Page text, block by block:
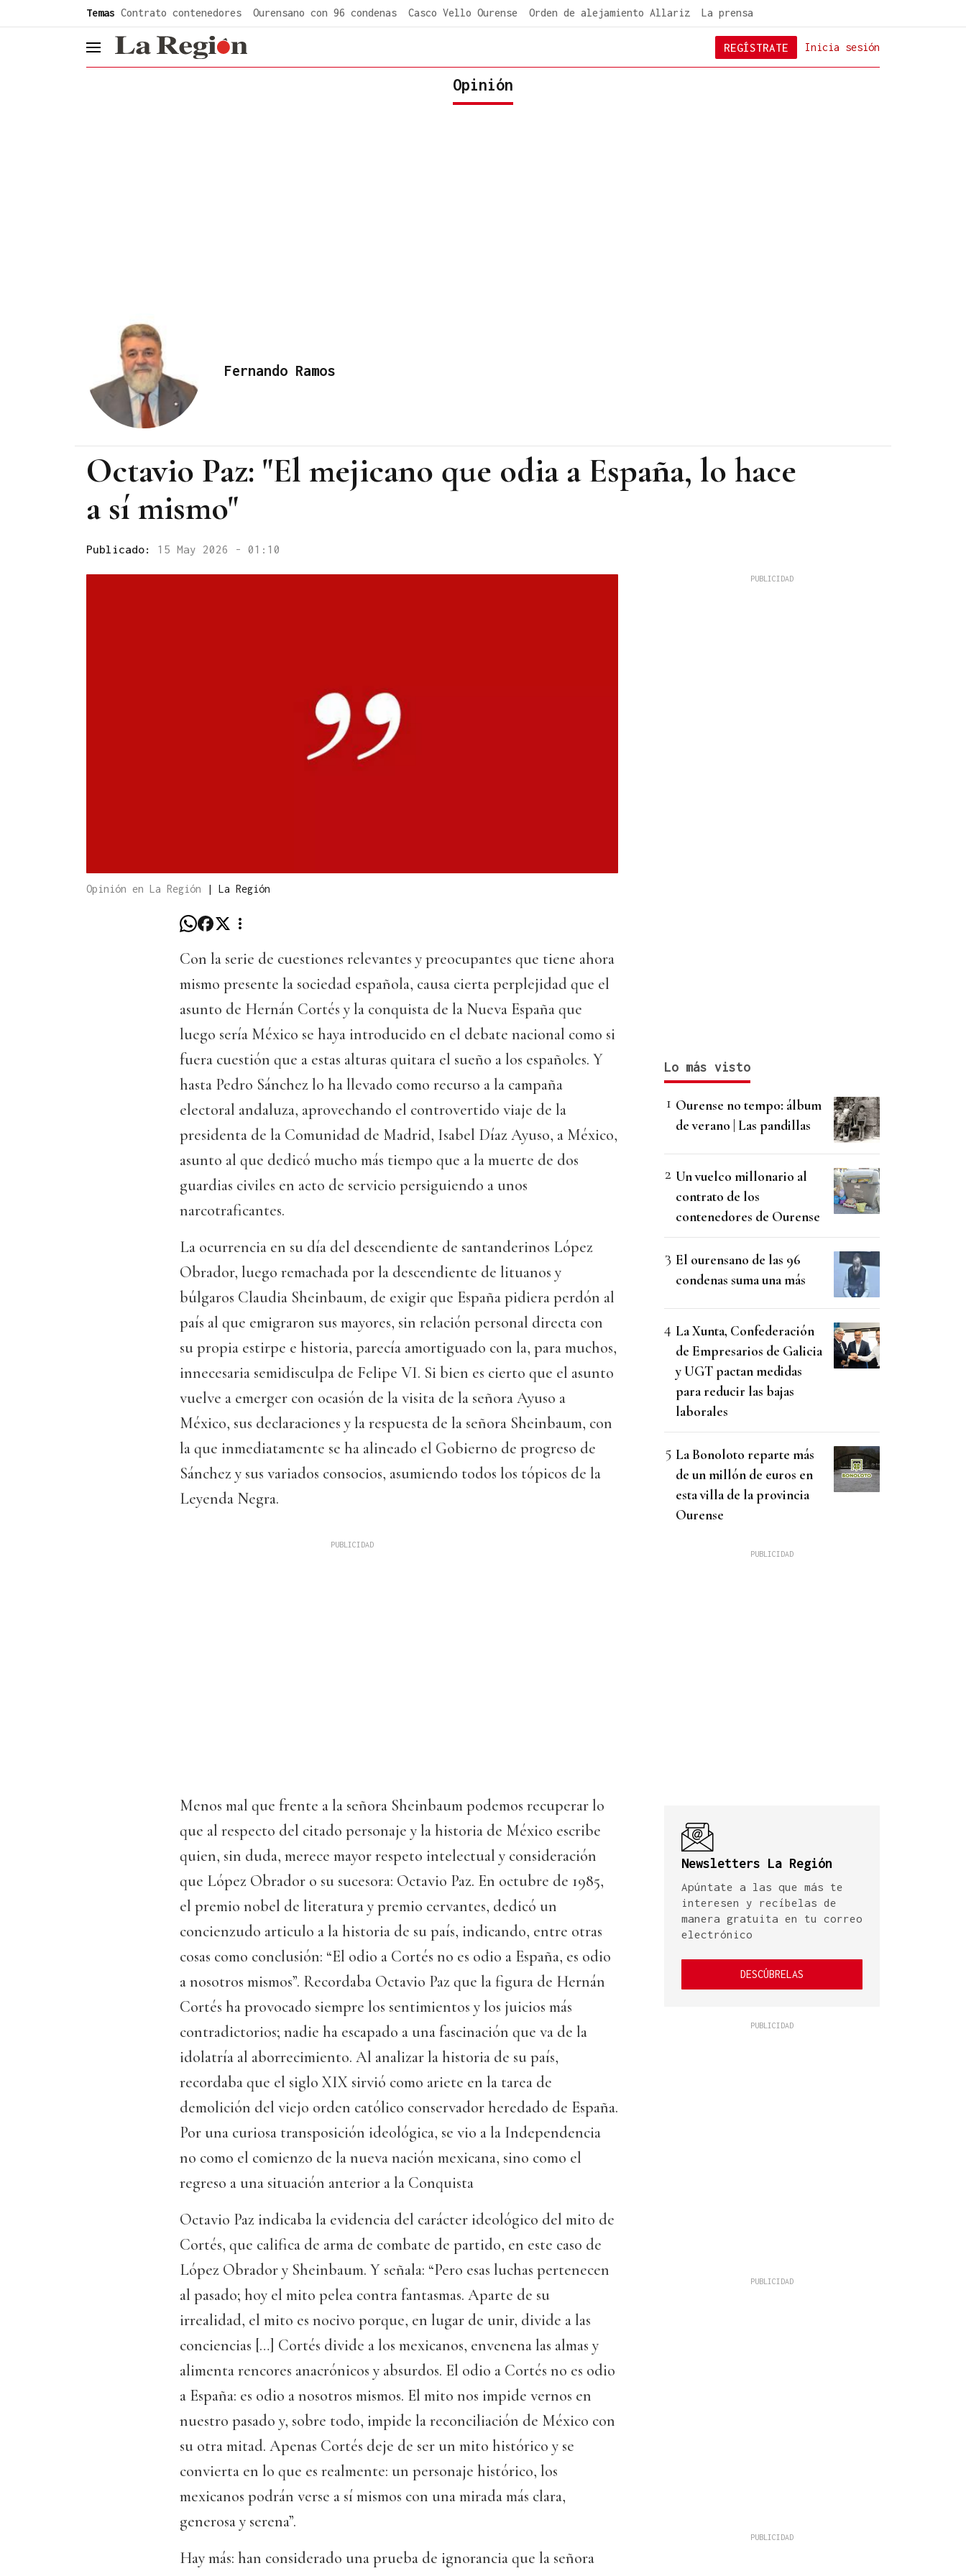
Temas Contrato contenedores Ourensano con 96 condenas Casco Vello Ourense Orden de alejamiento Allariz La prensa
header.menu.open Inicia sesión
REGÍSTRATE
Opinión
Fernando Ramos
Octavio Paz: "El mejicano que odia a España, lo hace
a sí mismo"
Publicado: 15 May 2026 - 01:10
Opinión en La Región | La Región
Con la serie de cuestiones relevantes y preocupantes que tiene ahora
mismo presente la sociedad española, causa cierta perplejidad que el
asunto de Hernán Cortés y la conquista de la Nueva España que
luego sería México se haya introducido en el debate nacional como si
fuera cuestión que a estas alturas quitara el sueño a los españoles. Y
hasta Pedro Sánchez lo ha llevado como recurso a la campaña
electoral andaluza, aprovechando el controvertido viaje de la
presidenta de la Comunidad de Madrid, Isabel Díaz Ayuso, a México,
asunto al que dedicó mucho más tiempo que a la muerte de dos
guardias civiles en acto de servicio persiguiendo a unos
narcotraficantes.
La ocurrencia en su día del descendiente de santanderinos López
Obrador, luego remachada por la descendiente de lituanos y
búlgaros Claudia Sheinbaum, de exigir que España pidiera perdón al
país al que emigraron sus mayores, sin relación personal directa con
su propia estirpe e historia, parecía amortiguado con la, para muchos,
innecesaria semidisculpa de Felipe VI. Si bien es cierto que el asunto
vuelve a emerger con ocasión de la visita de la señora Ayuso a
México, sus declaraciones y la respuesta de la señora Sheinbaum, con
la que inmediatamente se ha alineado el Gobierno de progreso de
Sánchez y sus variados consocios, asumiendo todos los tópicos de la
Leyenda Negra.
Menos mal que frente a la señora Sheinbaum podemos recuperar lo
que al respecto del citado personaje y la historia de México escribe
quien, sin duda, merece mayor respeto intelectual y consideración
que López Obrador o su sucesora: Octavio Paz. En octubre de 1985,
el premio nobel de literatura y premio cervantes, dedicó un
concienzudo articulo a la historia de su país, indicando, entre otras
cosas como conclusión: “El odio a Cortés no es odio a España, es odio
a nosotros mismos”. Recordaba Octavio Paz que la figura de Hernán
Cortés ha provocado siempre los sentimientos y los juicios más
contradictorios; nadie ha escapado a una fascinación que va de la
idolatría al aborrecimiento. Al analizar la historia de su país,
recordaba que el siglo XIX sirvió como ariete en la tarea de
demolición del viejo orden católico conservador heredado de España.
Por una curiosa transposición ideológica, se vio a la Independencia
no como el comienzo de la nueva nación mexicana, sino como el
regreso a una situación anterior a la Conquista
Octavio Paz indicaba la evidencia del carácter ideológico del mito de
Cortés, que califica de arma de combate de partido, en este caso de
López Obrador y Sheinbaum. Y señala: “Pero esas luchas pertenecen
al pasado; hoy el mito pelea contra fantasmas. Aparte de su
irrealidad, el mito es nocivo porque, en lugar de unir, divide a las
conciencias […] Cortés divide a los mexicanos, envenena las almas y
alimenta rencores anacrónicos y absurdos. El odio a Cortés no es odio
a España: es odio a nosotros mismos. El mito nos impide vernos en
nuestro pasado y, sobre todo, impide la reconciliación de México con
su otra mitad. Apenas Cortés deje de ser un mito histórico y se
convierta en lo que es realmente: un personaje histórico, los
mexicanos podrán verse a sí mismos con una mirada más clara,
generosa y serena”.
Hay más: han considerado una prueba de ignorancia que la señora
Lo más visto
Ourense no tempo: álbum
de verano | Las pandillas
Un vuelco millonario al
contrato de los
contenedores de Ourense
El ourensano de las 96
condenas suma una más
La Xunta, Confederación
de Empresarios de Galicia
y UGT pactan medidas
para reducir las bajas
laborales
La Bonoloto reparte más
de un millón de euros en
esta villa de la provincia
Ourense
Newsletters La Región
Apúntate a las que más te
interesen y recíbelas de
manera gratuita en tu correo
electrónico
DESCÚBRELAS